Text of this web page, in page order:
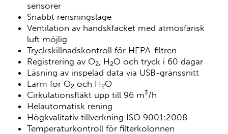
sensorer
Snabbt rensningsläge
Ventilation av handskfacket med atmosfärisk
luft möjlig
Tryckskillnadskontroll för HEPA-filtren
Registrering av O2, H2O och tryck i 60 dagar
Läsning av inspelad data via USB-gränssnitt
Larm för O2 och H2O
Cirkulationsfläkt upp till 96 m³/h
Helautomatisk rening
Högkvalitativ tillverkning ISO 9001:2008
Temperaturkontroll för filterkolonnen